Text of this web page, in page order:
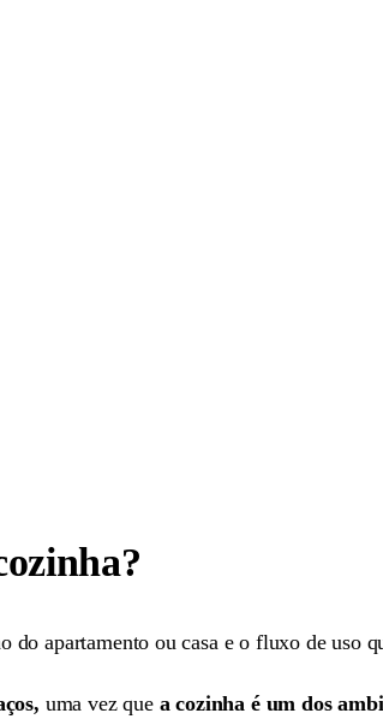
do apartamento ou casa e o fluxo de uso
uma vez que a cozinha é um dos